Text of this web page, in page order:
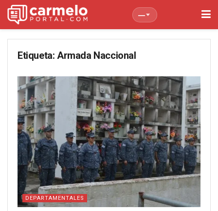
—
Etiqueta: Armada Naccional
DEPARTAMENTALES